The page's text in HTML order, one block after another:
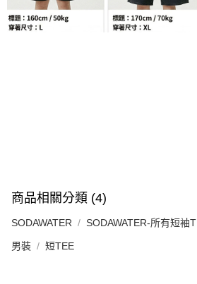
商品相關分類 (4)
SODAWATER SODAWATER-所有短袖T
男裝 短TEE